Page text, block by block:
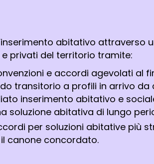
abitativo attraverso
privati del territorio tramite:
e accordi agevolati al
transitorio a profili in arrivo da
inserimento abitativo e
soluzione abitativa di lungo
per soluzioni abitative più
canone concordato.